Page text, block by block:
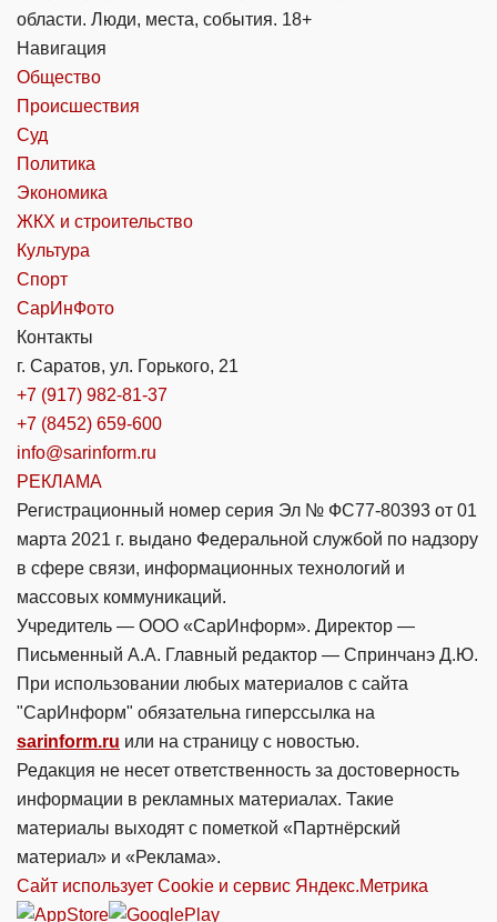
области. Люди, места, события. 18+
Навигация
Общество
Происшествия
Суд
Политика
Экономика
ЖКХ и строительство
Культура
Спорт
СарИнФото
Контакты
г. Саратов, ул. Горького, 21
+7 (917) 982-81-37
+7 (8452) 659-600
info@sarinform.ru
РЕКЛАМА
Регистрационный номер серия Эл № ФС77-80393 от 01
марта 2021 г. выдано Федеральной службой по надзору
в сфере связи, информационных технологий и
массовых коммуникаций.
Учредитель — ООО «СарИнформ». Директор —
Письменный А.А. Главный редактор — Спринчанэ Д.Ю.
При использовании любых материалов с сайта
"СарИнформ" обязательна гиперссылка на
sarinform.ru или на страницу с новостью.
Редакция не несет ответственность за достоверность
информации в рекламных материалах. Такие
материалы выходят с пометкой «Партнёрский
материал» и «Реклама».
Сайт использует Cookie и сервиc Яндекс.Метрика